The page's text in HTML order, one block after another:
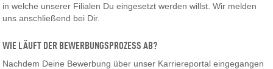
in welche unserer Filialen Du eingesetzt werden willst. Wir melden
uns anschließend bei Dir.
WIE LÄUFT DER BEWERBUNGSPROZESS AB?
Nachdem Deine Bewerbung über unser Karriereportal eingegangen